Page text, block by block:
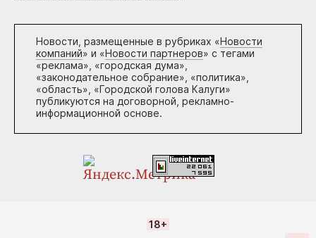
Новости, размещенные в рубриках «Новости
компаний» и «Новости партнеров» с тегами
«реклама», «городская дума»,
«законодательное собрание», «политика»,
«область», «Городской голова Калуги»
публикуются на договорной, рекламно-
информационной основе.
18+